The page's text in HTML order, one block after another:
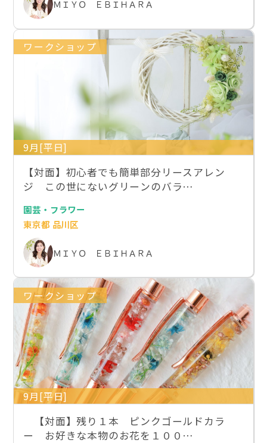
ＭＩＹＯ ＥＢＩＨＡＲＡ
ワークショップ
9月[平日]
【対面】初心者でも簡単部分リースアレン
ジ この世にないグリーンのバラ…
園芸・フラワー
東京都 品川区
ＭＩＹＯ ＥＢＩＨＡＲＡ
ワークショップ
9月[平日]
【対面】残り１本 ピンクゴールドカラ
ー お好きな本物のお花を１００…